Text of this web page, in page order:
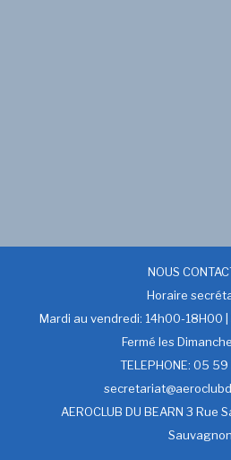
NOUS
Horaire
Mardi au vendredi: 14h00-18H00 |
Fermé les
TELEPHONE: 05
AEROCLUB DU BEARN 3 Rue
Sauvagnon